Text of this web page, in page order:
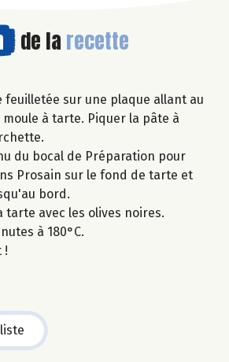
de la recette
feuilletée sur une plaque allant au
à tarte. Piquer la pâte à
du bocal de Préparation pour
Prosain sur le fond de tarte et
bord.
tarte avec les olives noires.
à 180°C.
!